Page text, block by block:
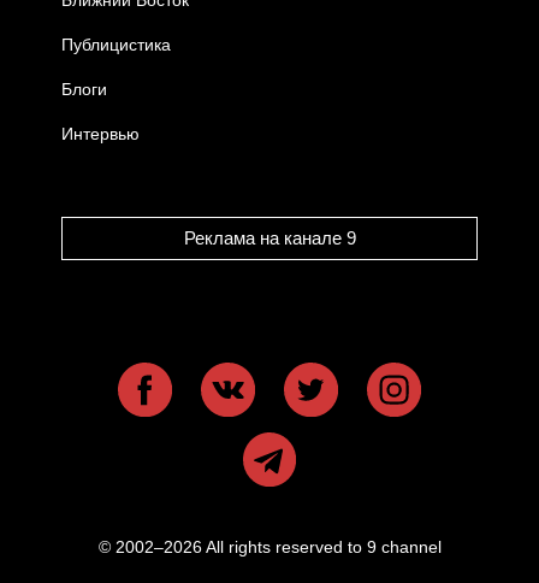
Публицистика
Блоги
Интервью
Реклама на канале 9
© 2002–2026 All rights reserved to 9 channel